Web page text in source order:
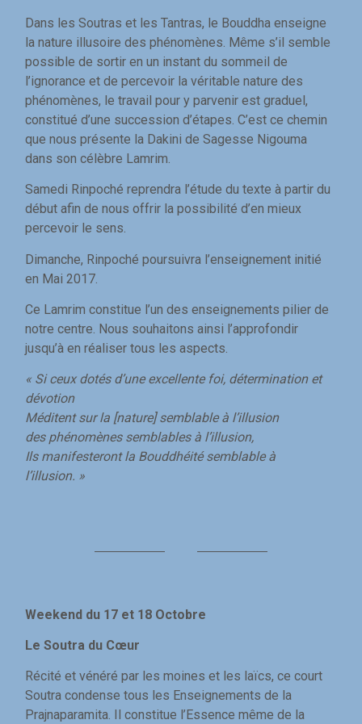
Dans les Soutras et les Tantras, le Bouddha enseigne
la nature illusoire des phénomènes. Même s’il semble
possible de sortir en un instant du sommeil de
l’ignorance et de percevoir la véritable nature des
phénomènes, le travail pour y parvenir est graduel,
constitué d’une succession d’étapes. C’est ce chemin
que nous présente la Dakini de Sagesse Nigouma
dans son célèbre Lamrim.
Samedi Rinpoché reprendra l’étude du texte à partir du
début afin de nous offrir la possibilité d’en mieux
percevoir le sens.
Dimanche, Rinpoché poursuivra l’enseignement initié
en Mai 2017.
Ce Lamrim constitue l’un des enseignements pilier de
notre centre. Nous souhaitons ainsi l’approfondir
jusqu’à en réaliser tous les aspects.
« Si ceux dotés d’une excellente foi, détermination et
dévotion
Méditent sur la [nature] semblable à l’illusion
des phénomènes semblables à l’illusion,
Ils manifesteront la Bouddhéité semblable à
l’illusion. »
Weekend du 17 et 18 Octobre
Le Soutra du Cœur
Récité et vénéré par les moines et les laïcs, ce court
Soutra condense tous les Enseignements de la
Prajnaparamita. Il constitue l’Essence même de la